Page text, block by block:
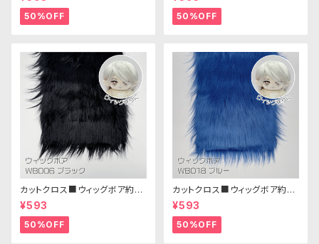
生地 25cm × 45cm
50%OFF
生地 25cm × 45cm
50%OFF
カットクロス■ウィッグボア約8c
m(ブラック)WB006ボア生地 2
5cm × 45cm
¥593
50%OFF
カットクロス■ウィッグボア約8c
m(ブルー)WB018 ボア生地 25
cm × 45cm
¥593
50%OFF